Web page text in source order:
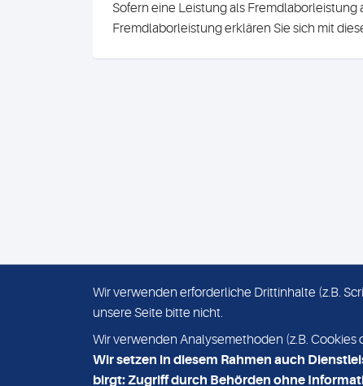
Sofern eine Leistung als
Fremdlaborleistung erklären Sie sich mit
IMPRESSUM
Wir verwenden erforderliche Drittinhalte (z.B.
unsere Seite bitte nicht.
Wir verwenden Analysemethoden (z.B.
Wir setzen in diesem Rahmen auch
birgt: Zugriff durch Behörden ohne